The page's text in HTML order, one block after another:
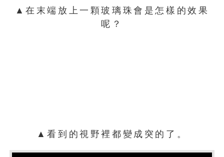
▲在末端放上一顆玻璃珠會是怎樣的效果
呢？
▲看到的視野裡都變成突的了。